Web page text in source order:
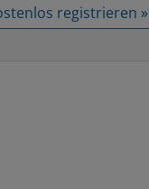
registrieren »